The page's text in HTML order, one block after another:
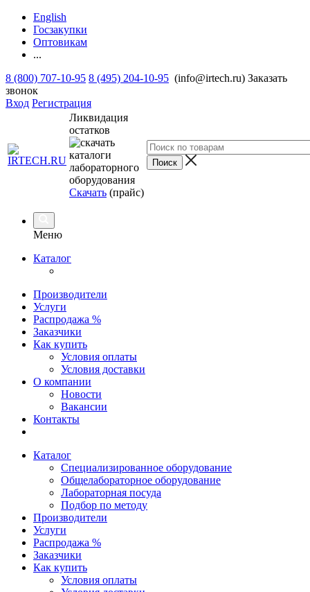
English
Госзакупки
Оптовикам
...
8 (800) 707-10-95 8 (495) 204-10-95 (info@irtech.ru) Заказать
звонок
Вход Регистрация
Ликвидация
остатков
Скачать (прайс)
Меню
Каталог
Производители
Услуги
Распродажа %
Заказчики
Как купить
Условия оплаты
Условия доставки
О компании
Новости
Вакансии
Контакты
Каталог
Специализированное оборудование
Общелабораторное оборудование
Лабораторная посуда
Подбор по методу
Производители
Услуги
Распродажа %
Заказчики
Как купить
Условия оплаты